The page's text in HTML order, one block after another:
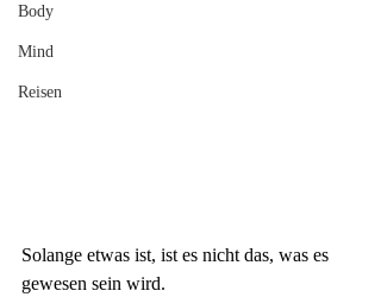
Body
Mind
Reisen
Solange etwas ist, ist es nicht das, was es
gewesen sein wird.